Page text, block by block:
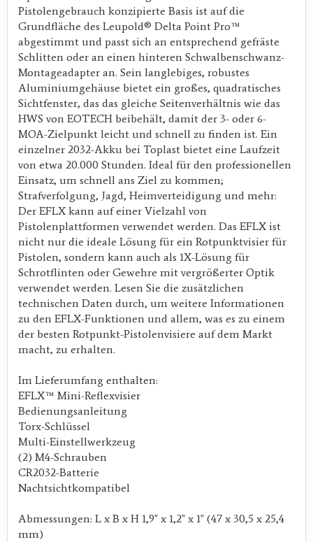
Pistolengebrauch konzipierte Basis ist auf die
Grundfläche des Leupold® Delta Point Pro™
abgestimmt und passt sich an entsprechend gefräste
Schlitten oder an einen hinteren Schwalbenschwanz-
Montageadapter an. Sein langlebiges, robustes
Aluminiumgehäuse bietet ein großes, quadratisches
Sichtfenster, das das gleiche Seitenverhältnis wie das
HWS von EOTECH beibehält, damit der 3- oder 6-
MOA-Zielpunkt leicht und schnell zu finden ist. Ein
einzelner 2032-Akku bei Toplast bietet eine Laufzeit
von etwa 20.000 Stunden. Ideal für den professionellen
Einsatz, um schnell ans Ziel zu kommen;
Strafverfolgung, Jagd, Heimverteidigung und mehr:
Der EFLX kann auf einer Vielzahl von
Pistolenplattformen verwendet werden. Das EFLX ist
nicht nur die ideale Lösung für ein Rotpunktvisier für
Pistolen, sondern kann auch als 1X-Lösung für
Schrotflinten oder Gewehre mit vergrößerter Optik
verwendet werden. Lesen Sie die zusätzlichen
technischen Daten durch, um weitere Informationen
zu den EFLX-Funktionen und allem, was es zu einem
der besten Rotpunkt-Pistolenvisiere auf dem Markt
macht, zu erhalten.
Im Lieferumfang enthalten:
EFLX™ Mini-Reflexvisier
Bedienungsanleitung
Torx-Schlüssel
Multi-Einstellwerkzeug
(2) M4-Schrauben
CR2032-Batterie
Nachtsichtkompatibel
Abmessungen: L x B x H 1,9" x 1,2" x 1" (47 x 30,5 x 25,4
mm)